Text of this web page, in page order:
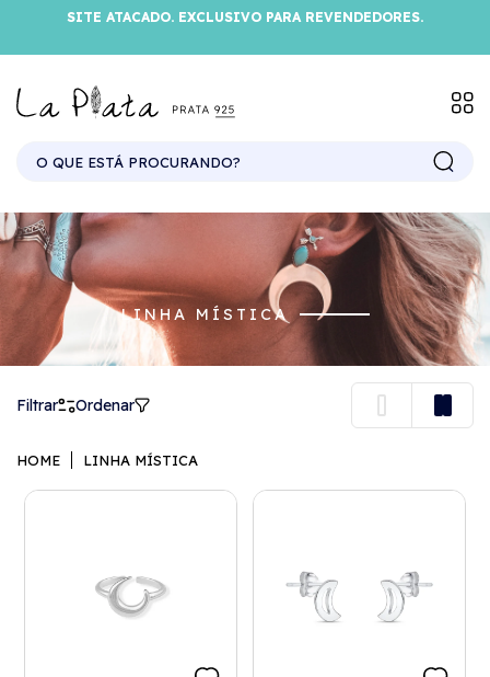
SITE ATACADO. EXCLUSIVO PARA REVENDEDORES.
LINHA MÍSTICA
Filtrar Ordenar
HOME LINHA MÍSTICA